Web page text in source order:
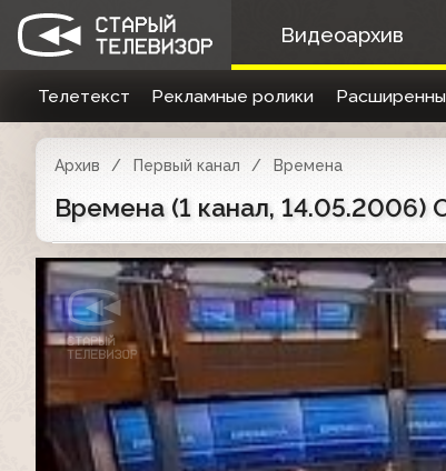
Видеоархив
Телетекст Рекламные ролики
Архив Первый канал Времена
Времена (1 канал,